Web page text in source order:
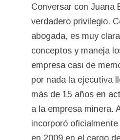
Conversar con Juana
verdadero privilegio.
abogada, es muy
conceptos y maneja
empresa casi de
por nada la ejecutiva
más de 15 años en
a la empresa minera.
incorporó
en 2009 en el cargo